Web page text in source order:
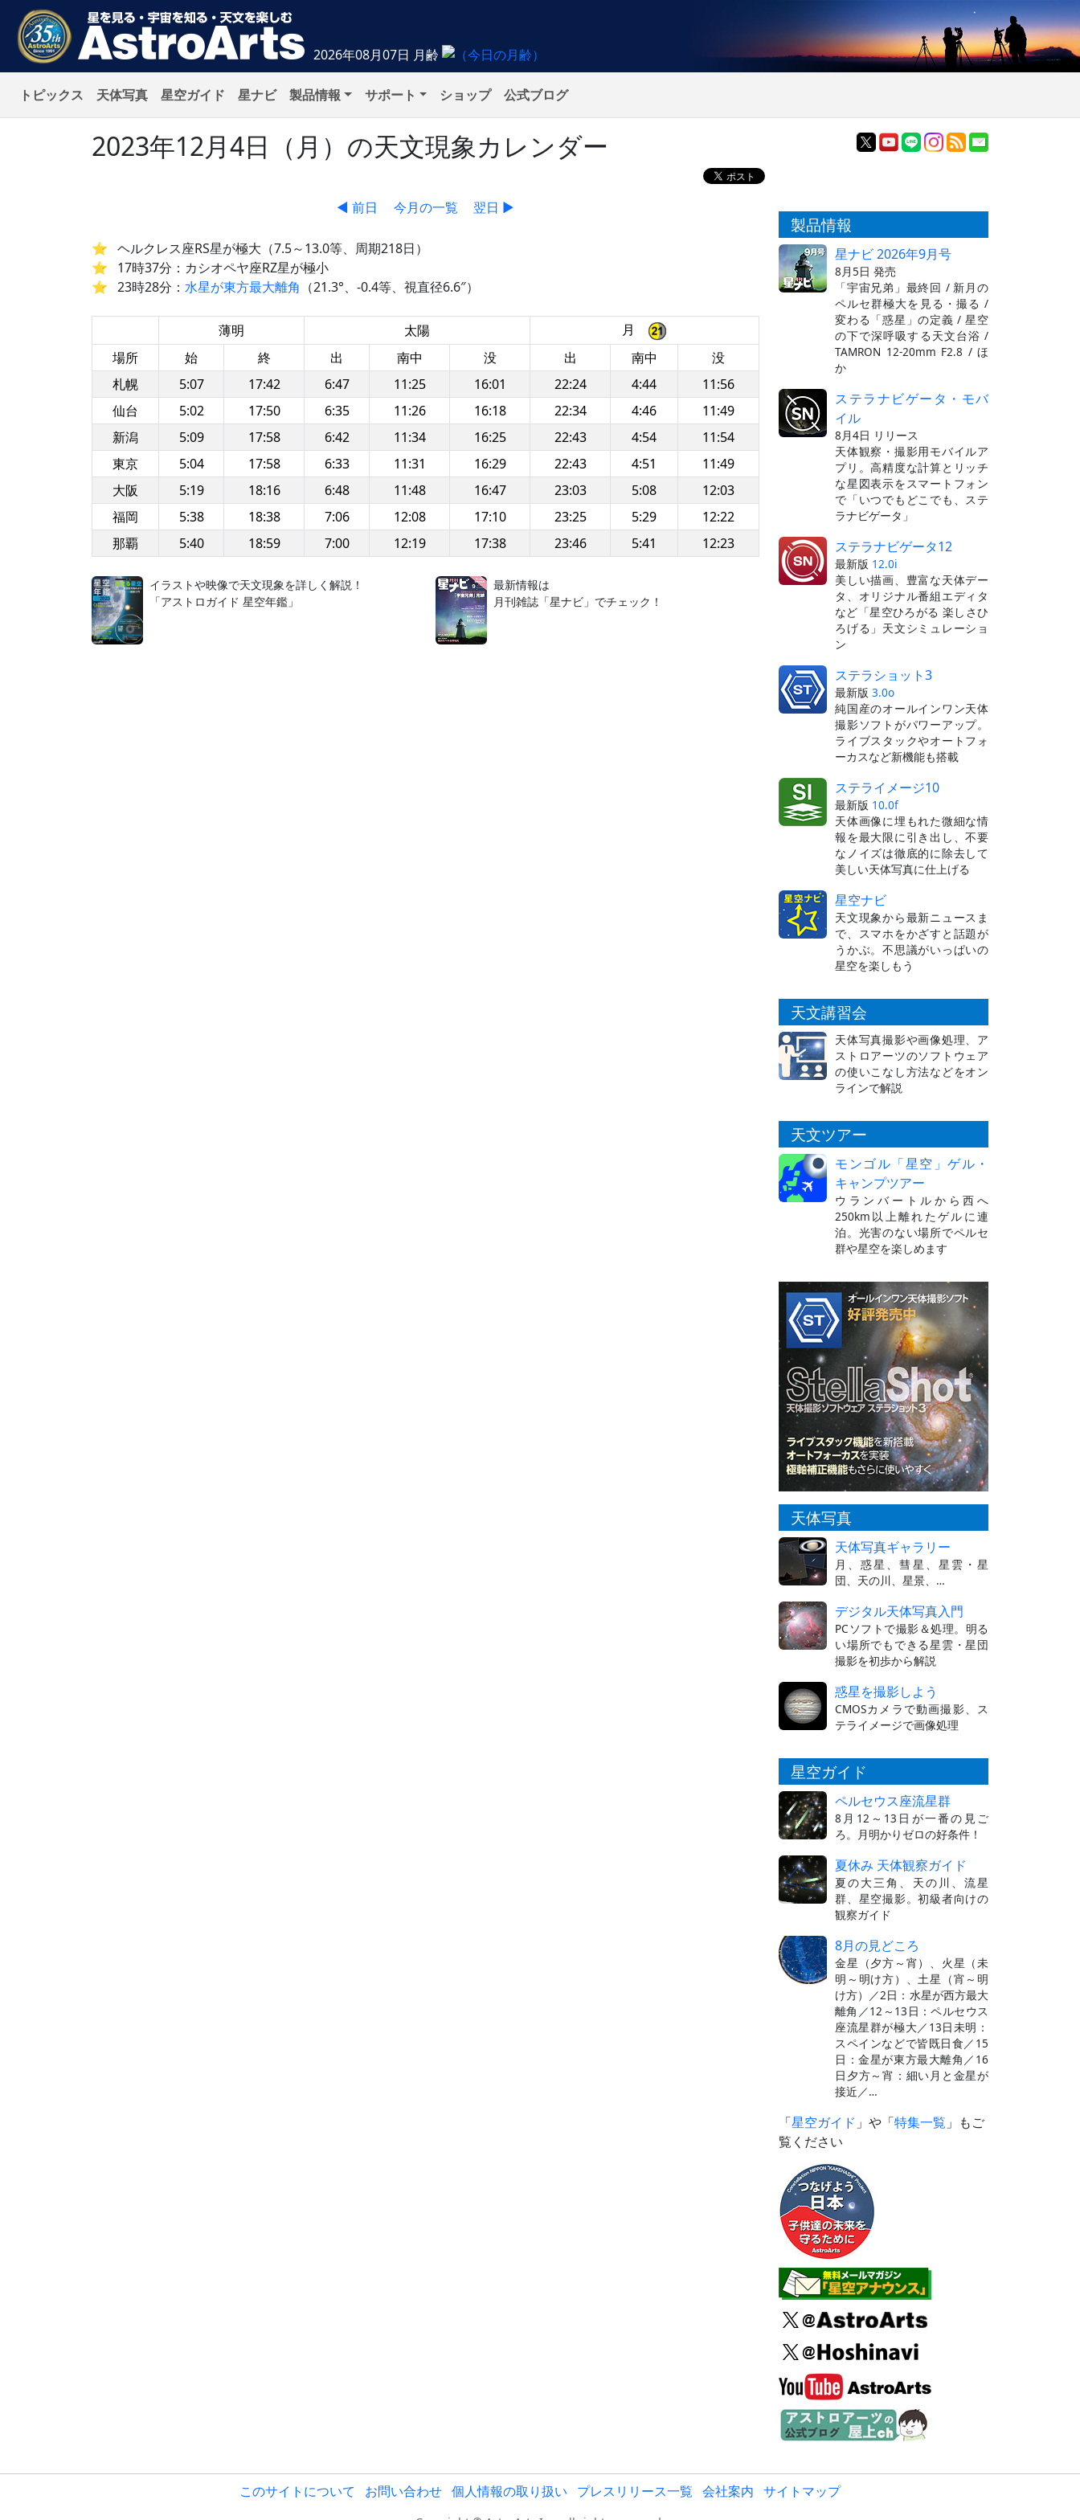
2026年08月07日 月齢
トピックス 天体写真 星空ガイド 星ナビ 製品情報 サポート ショップ 公式ブログ
2023年12月4日（月）の天文現象カレンダー
◀ 前日 今月の一覧 翌日 ▶
ヘルクレス座RS星が極大（7.5～13.0等、周期218日）
17時37分：カシオペヤ座RZ星が極小
23時28分： 水星が東方最大離角 （21.3°、-0.4等、視直径6.6″）
薄明 太陽
月
場所
始 終 出 南中 没 出 南中
没
札幌
5:07 17:42 6:47 11:25 16:01 22:24 4:44
11:56
仙台
5:02 17:50 6:35 11:26 16:18 22:34 4:46
11:49
新潟
5:09 17:58 6:42 11:34 16:25 22:43 4:54
11:54
東京
5:04 17:58 6:33 11:31 16:29 22:43 4:51
11:49
大阪
5:19 18:16 6:48 11:48 16:47 23:03 5:08
12:03
福岡
5:38 18:38 7:06 12:08 17:10 23:25 5:29
12:22
那覇
5:40 18:59 7:00 12:19 17:38 23:46 5:41 12:23
イラストや映像で天文現象を詳しく解説！
「アストロガイド 星空年鑑」
最新情報は
月刊雑誌「星ナビ」でチェック！
製品情報
星ナビ 2026年9月号
8月5日 発売
「宇宙兄弟」最終回 / 新月の
ペルセ群極大を見る・撮る /
変わる「惑星」の定義 / 星空
の下で深呼吸する天文台浴 /
TAMRON 12-20mm F2.8 / ほ
か
ステラナビゲータ・モバ
イル
8月4日 リリース
天体観察・撮影用モバイルア
プリ。高精度な計算とリッチ
な星図表示をスマートフォン
で「いつでもどこでも、ステ
ラナビゲータ」
ステラナビゲータ12
最新版 12.0i
美しい描画、豊富な天体デー
タ、オリジナル番組エディタ
など「星空ひろがる 楽しさひ
ろげる」天文シミュレーショ
ン
ステラショット3
最新版 3.0o
純国産のオールインワン天体
撮影ソフトがパワーアップ。
ライブスタックやオートフォ
ーカスなど新機能も搭載
ステライメージ10
最新版 10.0f
天体画像に埋もれた微細な情
報を最大限に引き出し、不要
なノイズは徹底的に除去して
美しい天体写真に仕上げる
星空ナビ
天文現象から最新ニュースま
で、スマホをかざすと話題が
うかぶ。不思議がいっぱいの
星空を楽しもう
天文講習会
天体写真撮影や画像処理、ア
ストロアーツのソフトウェア
の使いこなし方法などをオン
ラインで解説
天文ツアー
モンゴル「星空」ゲル・
キャンプツアー
ウランバートルから西へ
250km以上離れたゲルに連
泊。光害のない場所でペルセ
群や星空を楽しめます
天体写真
天体写真ギャラリー
月、惑星、彗星、星雲・星
団、天の川、星景、…
デジタル天体写真入門
PCソフトで撮影＆処理。明る
い場所でもできる星雲・星団
撮影を初歩から解説
惑星を撮影しよう
CMOSカメラで動画撮影、ス
テライメージで画像処理
星空ガイド
ペルセウス座流星群
8月12～13日が一番の見ご
ろ。月明かりゼロの好条件！
夏休み 天体観察ガイド
夏の大三角、天の川、流星
群、星空撮影。初級者向けの
観察ガイド
8月の見どころ
金星（夕方～宵）、火星（未
明～明け方）、土星（宵～明
け方）／2日：水星が西方最大
離角／12～13日：ペルセウス
座流星群が極大／13日未明：
スペインなどで皆既日食／15
日：金星が東方最大離角／16
日夕方～宵：細い月と金星が
接近／…
「星空ガイド 」や「特集一覧 」もご
覧ください
このサイトについて お問い合わせ 個人情報の取り扱い プレスリリース一覧 会社案内 サイトマップ